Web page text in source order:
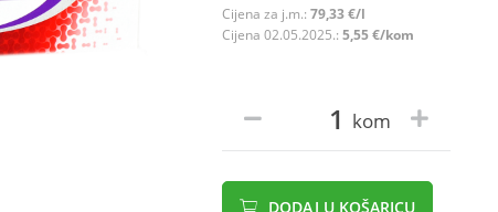
Cijena za j.m.: 79,33 €/l
Cijena 02.05.2025.: 5,55 €/kom
kom
DODAJ U KOŠARICU